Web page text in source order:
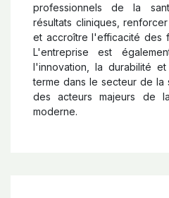
professionnels de la
résultats cliniques,
et accroître l'efficacité des
L'entreprise est
l'innovation, la durabilité
terme dans le secteur de
des acteurs majeurs de
moderne.